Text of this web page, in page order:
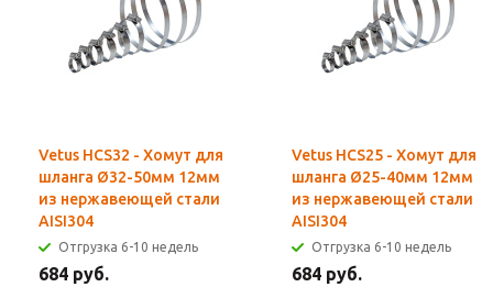
Vetus HCS32 - Хомут для
шланга Ø32-50мм 12мм
из нержавеющей стали
AISI304
Отгрузка 6-10 недель
684 руб.
Vetus HCS25 - Хомут для
шланга Ø25-40мм 12мм
из нержавеющей стали
AISI304
Отгрузка 6-10 недель
684 руб.